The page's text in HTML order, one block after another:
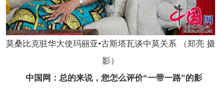
莫桑比克驻华大使玛丽亚•古斯塔瓦谈中莫关系 （郑亮 摄
影）
中国网：总的来说，您怎么评价“一带一路”的影